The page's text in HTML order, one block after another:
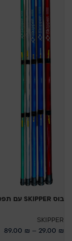
בוס SKIPPER עם תפסים לחוט
SKIPPER
29.00 ₪
–
89.00 ₪